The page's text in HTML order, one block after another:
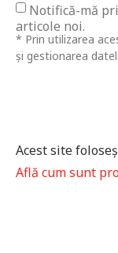
Notifică-mă
articole noi.
* Prin utilizarea
și gestionarea
Acest site
Află cum sunt